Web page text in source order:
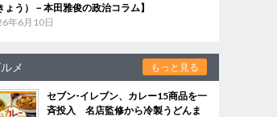
ょう）－本田雅俊の政治コラム】
年6月10日
メ もっと見る
セブン‐イレブン、カレー15商品を一
斉投入 名店監修から冷製うどんま